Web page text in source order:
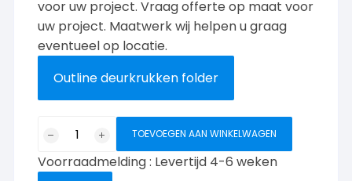
voor uw project. Vraag offerte op maat voor
uw project. Maatwerk wij helpen u graag
eventueel op locatie.
Outline deurkrukken folder
312
TOEVOEGEN AAN WINKELWAGEN
Voorraadmelding : Levertijd 4-6 weken